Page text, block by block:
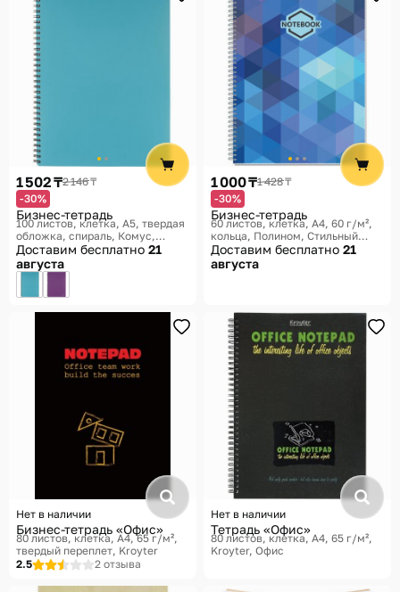
1 502 ₸2 146 ₸
-30%
Бизнес-тетрадь
100 листов, клетка, A5, твердая
обложка, спираль Комус,
Товары для офиса Classic
Доставим бесплатно 21
августа
1 000 ₸1 428 ₸
-30%
Бизнес-тетрадь
60 листов, клетка, A4, 60 г/м²,
кольца Полином, Стильный
Офис
Доставим бесплатно 21
августа
Нет в наличии
Бизнес-тетрадь «Офис»
80 листов, клетка, A4, 65 г/м²,
твердый переплет Kroyter
2.5
2 отзыва
Нет в наличии
Тетрадь «Офис»
80 листов, клетка, A4, 65 г/м²
Kroyter, Офис